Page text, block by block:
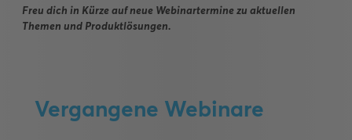
Freu dich in Kürze auf neue Webinartermine zu aktuellen
Themen und Produktlösungen.
Vergangene Webinare